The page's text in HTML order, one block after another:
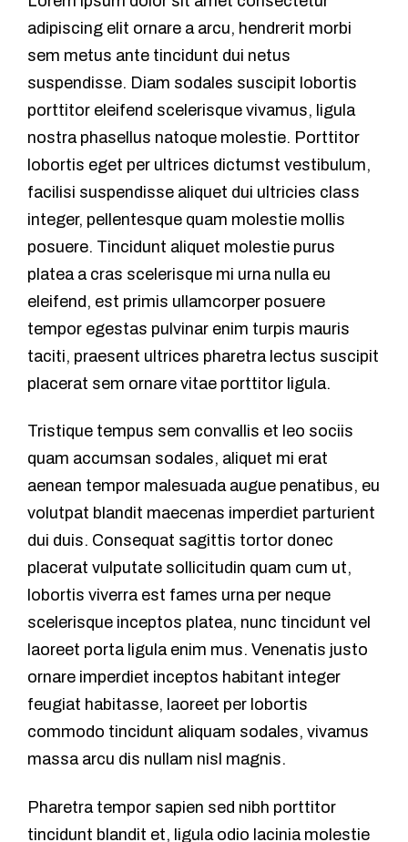
adipiscing elit ornare a arcu, hendrerit morbi
sem metus ante tincidunt dui netus
suspendisse. Diam sodales suscipit lobortis
porttitor eleifend scelerisque vivamus, ligula
nostra phasellus natoque molestie. Porttitor
lobortis eget per ultrices dictumst vestibulum,
facilisi suspendisse aliquet dui ultricies class
integer, pellentesque quam molestie mollis
posuere. Tincidunt aliquet molestie purus
platea a cras scelerisque mi urna nulla eu
eleifend, est primis ullamcorper posuere
tempor egestas pulvinar enim turpis mauris
taciti, praesent ultrices pharetra lectus suscipit
placerat sem ornare vitae porttitor ligula.
Tristique tempus sem convallis et leo sociis
quam accumsan sodales, aliquet mi erat
aenean tempor malesuada augue penatibus, eu
volutpat blandit maecenas imperdiet parturient
dui duis. Consequat sagittis tortor donec
placerat vulputate sollicitudin quam cum ut,
lobortis viverra est fames urna per neque
scelerisque inceptos platea, nunc tincidunt vel
laoreet porta ligula enim mus. Venenatis justo
ornare imperdiet inceptos habitant integer
feugiat habitasse, laoreet per lobortis
commodo tincidunt aliquam sodales, vivamus
massa arcu dis nullam nisl magnis.
Pharetra tempor sapien sed nibh porttitor
tincidunt blandit et, ligula odio lacinia molestie